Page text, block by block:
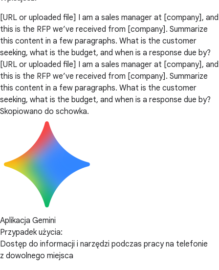
[URL or uploaded file] I am a sales manager at [company], and
this is the RFP we’ve received from [company]. Summarize
this content in a few paragraphs. What is the customer
seeking, what is the budget, and when is a response due by?
[URL or uploaded file] I am a sales manager at [company], and
this is the RFP we’ve received from [company]. Summarize
this content in a few paragraphs. What is the customer
seeking, what is the budget, and when is a response due by?
Skopiowano do schowka.
Aplikacja Gemini
Przypadek użycia:
Dostęp do informacji i narzędzi podczas pracy na telefonie
z dowolnego miejsca